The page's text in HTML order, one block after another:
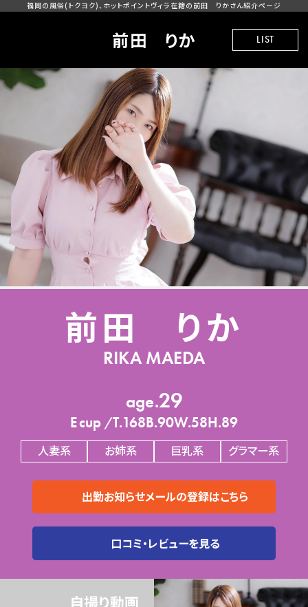
福岡の風俗(トクヨク)、ホットポイントヴィラ在籍の前田 りかさん紹介ページ
REAL TIME INFO
CAST LIST
SYSTEM MAGAZINE
BLOG SHOP BLOG
SELF MOVIE SECRET BLOG
SHOP REVIEW
RESERVATION
CALL 092-262-5002
JOB OFFER MAP
前田 りか LIST
前田 りか
RIKA MAEDA
29
E 168 90 58 89
人妻系 お姉系 巨乳系 グラマー系
出勤お知らせメールの登録はこちら
口コミ・レビューを見る
自撮り動画